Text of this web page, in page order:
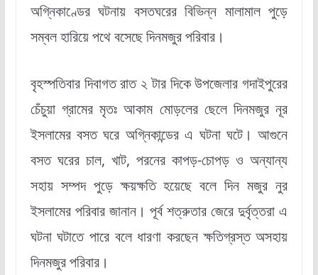
অগ্নিকাণ্ডের ঘটনায় বসতঘরের বিভিন্ন মালামাল পুড়ে
সম্বল হারিয়ে পথে বসেছে দিনমজুর পরিবার।
বৃহস্পতিবার দিবাগত রাত ২ টার দিকে উপজেলার গদাইপুরের
চেঁচুয়া গ্রামের মৃতঃ আকাম মোড়লের ছেলে দিনমজুর নূর
ইসলামের বসত ঘরে অগ্নিকান্ডের এ ঘটনা ঘটে। আগুনে
বসত ঘরের চাল, খাট, পরনের কাপড়-চোপড় ও অন্যান্য
সহায় সম্পদ পুড়ে ক্ষয়ক্ষতি হয়েছে বলে দিন মজুর নুর
ইসলামের পরিবার জানান। পূর্ব শত্রুতার জেরে দুর্বৃত্তরা এ
ঘটনা ঘটাতে পারে বলে ধারণা করছেন ক্ষতিগ্রস্ত অসহায়
দিনমজুর পরিবার।